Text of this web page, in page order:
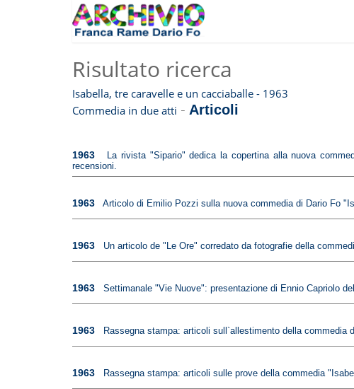
Risultato ricerca
Isabella, tre caravelle e un cacciaballe - 1963
Commedia in due atti - Articoli
1963
La rivista "Sipario" dedica la copertina alla nuova
recensioni.
1963
Articolo di Emilio Pozzi sulla nuova commedia di Dario Fo
1963
Un articolo de "Le Ore" corredato da fotografie della
1963 Settimanale "Vie Nuove": presentazione di Ennio Capriolo
1963 Rassegna stampa: articoli sull`allestimento della
1963 Rassegna stampa: articoli sulle prove della commedia